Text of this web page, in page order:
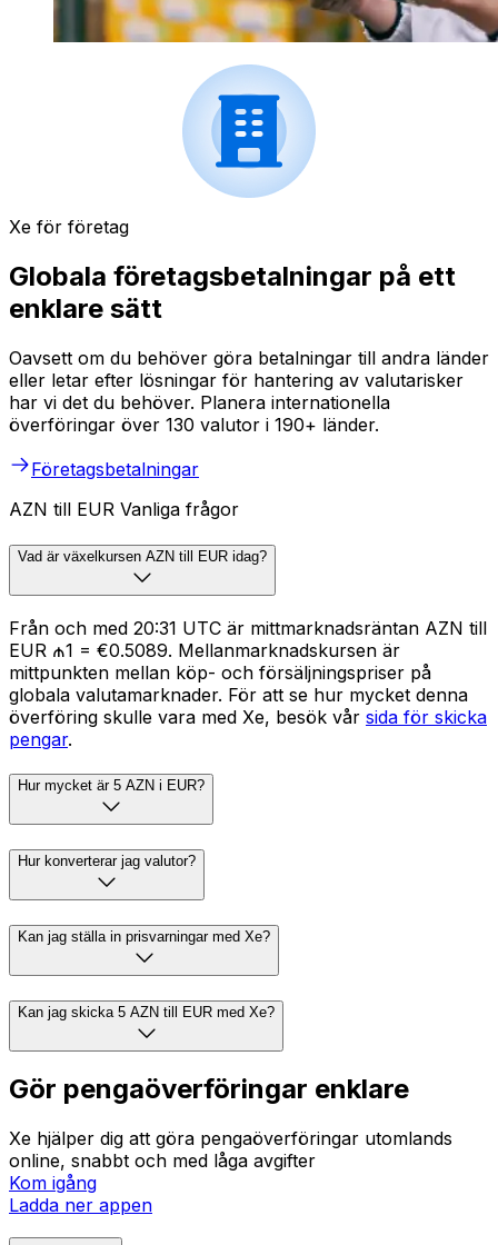
Xe för företag
Globala företagsbetalningar på ett
enklare sätt
Oavsett om du behöver göra betalningar till andra länder
eller letar efter lösningar för hantering av valutarisker
har vi det du behöver. Planera internationella
överföringar över 130 valutor i 190+ länder.
Företagsbetalningar
AZN till EUR Vanliga frågor
Vad är växelkursen AZN till EUR idag?
Från och med 20:31 UTC är mittmarknadsräntan AZN till
EUR ₼1 = €0.5089. Mellanmarknadskursen är
mittpunkten mellan köp- och försäljningspriser på
globala valutamarknader. För att se hur mycket denna
överföring skulle vara med Xe, besök vår sida för skicka
pengar.
Hur mycket är 5 AZN i EUR?
Hur konverterar jag valutor?
Kan jag ställa in prisvarningar med Xe?
Kan jag skicka 5 AZN till EUR med Xe?
Gör pengaöverföringar enklare
Xe hjälper dig att göra pengaöverföringar utomlands
online, snabbt och med låga avgifter
Kom igång
Ladda ner appen